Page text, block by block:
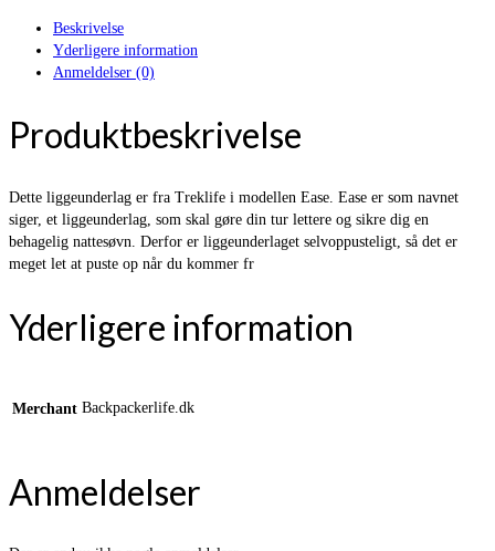
Beskrivelse
Yderligere information
Anmeldelser (0)
Produktbeskrivelse
Dette liggeunderlag er fra Treklife i modellen Ease. Ease er som navnet
siger, et liggeunderlag, som skal gøre din tur lettere og sikre dig en
behagelig nattesøvn. Derfor er liggeunderlaget selvoppusteligt, så det er
meget let at puste op når du kommer fr
Yderligere information
Merchant Backpackerlife.dk
Anmeldelser